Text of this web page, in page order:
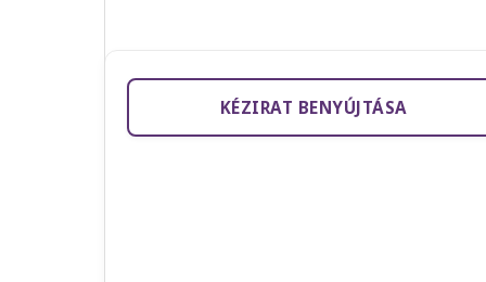
KÉZIRAT BENYÚJTÁSA